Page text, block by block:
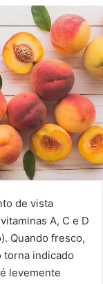
de vista
A, C e D
Quando fresco,
torna indicado
levemente